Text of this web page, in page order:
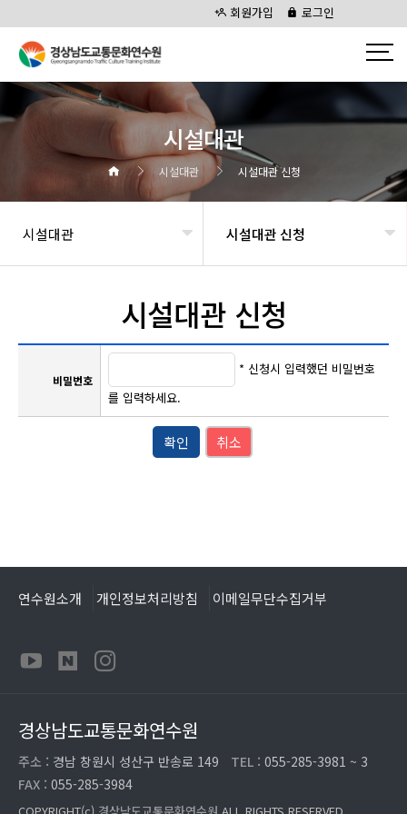
회원가입 로그인
시설대관
시설대관 시설대관 신청
시설대관 시설대관 신청
시설대관 신청
비밀번호
* 신청시 입력했던 비밀번호
를 입력하세요.
확인 취소
연수원소개 개인정보처리방침 이메일무단수집거부
경상남도교통문화연수원
주소 : 경남 창원시 성산구 반송로 149 TEL : 055-285-3981 ~ 3
FAX : 055-285-3984